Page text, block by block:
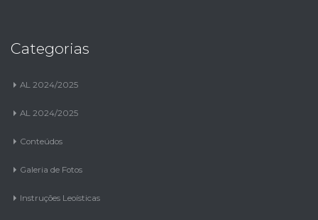
Categorias
AL 2024/2025
AL 2024/2025
Conteúdos
Galeria de Fotos
Instruções Leoísticas